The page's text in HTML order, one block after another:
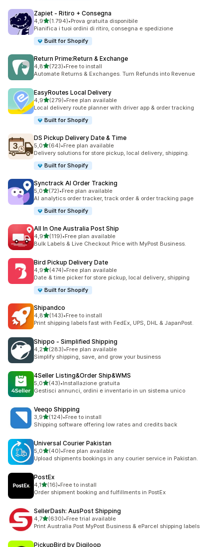
Zapiet ‑ Ritiro + Consegna
4,9stelle su 5
(1.794)
1794 recensioni totali
•Prova gratuita disponibile
Pianifica i tuoi ordini di ritiro, consegna e spedizione
Built for Shopify
Return Prime:Return & Exchange
4,8stelle su 5
(723)
723 recensioni totali
•Free to install
Automate Returns & Exchanges. Turn Refunds into Revenue
EasyRoutes Local Delivery
4,9stelle su 5
(279)
279 recensioni totali
•Free plan available
Local delivery route planner with driver app & order tracking
Built for Shopify
DS Pickup Delivery Date & Time
5,0stelle su 5
(64)
64 recensioni totali
•Free plan available
Delivery solutions for store pickup, local delivery, shipping.
Built for Shopify
Synctrack AI Order Tracking
5,0stelle su 5
(72)
72 recensioni totali
•Free plan available
AI analytics order tracker, track order & order tracking page
Built for Shopify
All In One Australia Post Ship
4,9stelle su 5
(119)
119 recensioni totali
•Free plan available
Bulk Labels & Live Checkout Price with MyPost Business.
Bird Pickup Delivery Date
4,9stelle su 5
(474)
474 recensioni totali
•Free plan available
Date & time picker for store pickup, local delivery, shipping
Built for Shopify
Shipandco
4,8stelle su 5
(143)
143 recensioni totali
•Free to install
Print shipping labels fast with FedEx, UPS, DHL & JapanPost.
Shippo ‑ Simplified Shipping
4,2stelle su 5
(283)
283 recensioni totali
•Free plan available
Simplify shipping, save, and grow your business
4Seller Listing&Order Ship&WMS
5,0stelle su 5
(43)
43 recensioni totali
•Installazione gratuita
Gestisci annunci, ordini e inventario in un sistema unico
Veeqo Shipping
3,9stelle su 5
(124)
124 recensioni totali
•Free to install
Shipping software offering low rates and credits back
Universal Courier Pakistan
5,0stelle su 5
(40)
40 recensioni totali
•Free plan available
Upload shipments bookings in any courier service in Pakistan.
PostEx
4,1stelle su 5
(16)
16 recensioni totali
•Free to install
Order shipment booking and fulfillments in PostEx
SellerDash: AusPost Shipping
4,7stelle su 5
(630)
630 recensioni totali
•Free trial available
Print Australia Post MyPost Business & eParcel shipping labels
PickupBird by Digiloop